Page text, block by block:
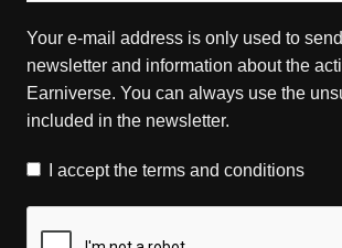
Your e-mail address is only used to
newsletter and information about the
Earniverse. You can always use the
included in the newsletter.
I accept the terms and conditions